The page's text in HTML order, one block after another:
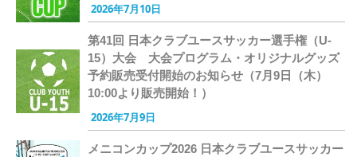
2026年7月10日
第41回 日本クラブユースサッカー選手権（U-
15）大会 大会プログラム・オリジナルグッズ
予約販売受付開始のお知らせ（7月9日（木）
10:00より販売開始！）
2026年7月9日
メニコンカップ2026 日本クラブユースサッカー